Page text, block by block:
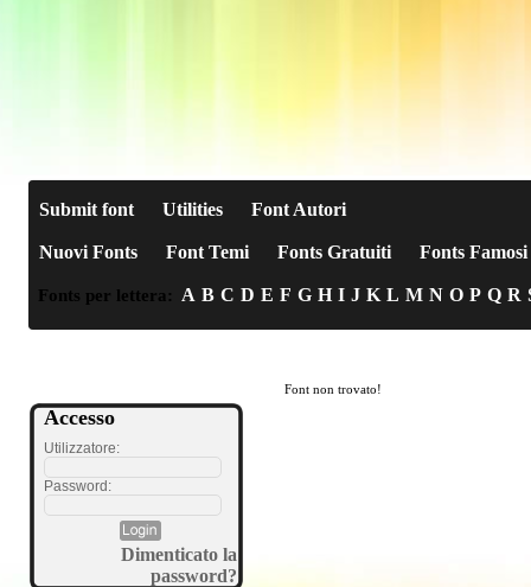
Submit font Utilities Font Autori
Nuovi Fonts Font Temi Fonts Gratuiti Fonts Famosi
Fonts per lettera: A B C D E F G H I J K L M N O P Q R
Accesso
Utilizzatore:
Password:
Dimenticato la
password?
Font non trovato!